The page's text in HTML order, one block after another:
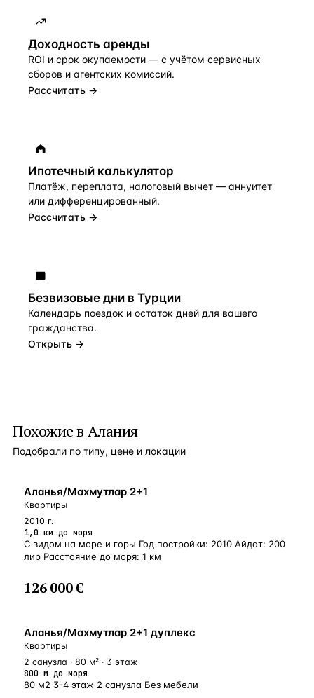
Доходность аренды
ROI и срок окупаемости — с учётом сервисных
сборов и агентских комиссий.
Рассчитать →
Ипотечный калькулятор
Платёж, переплата, налоговый вычет — аннуитет
или дифференцированный.
Рассчитать →
Безвизовые дни в Турции
Календарь поездок и остаток дней для вашего
гражданства.
Открыть →
Похожие в Алания
Подобрали по типу, цене и локации
БЛИЗКО К МОРЮ
Аланья/Махмутлар 2+1
Квартиры
2010 г.
1,0 км до моря
С видом на море и горы Год постройки: 2010 Айдат: 200
лир Расстояние до моря: 1 км
126 000 €
БЛИЗКО К МОРЮ
Аланья/Махмутлар 2+1 дуплекс
Квартиры
2 санузла · 80 м² · 3 этаж
800 м до моря
80 м2 3-4 этаж 2 санузла Без мебели